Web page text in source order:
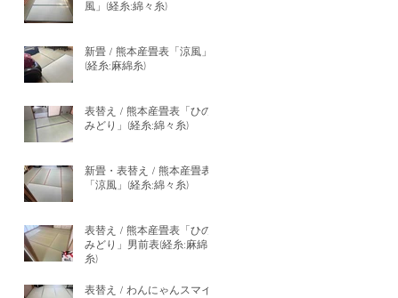
風」(経糸:綿々糸)
新畳 / 熊本産畳表「涼風」
(経糸:麻綿糸)
表替え / 熊本産畳表「ひの
みどり」(経糸:綿々糸)
新畳・表替え / 熊本産畳表
「涼風」(経糸:綿々糸)
表替え / 熊本産畳表「ひの
みどり」男前表(経糸:麻綿
糸)
表替え / わんにゃんスマイ